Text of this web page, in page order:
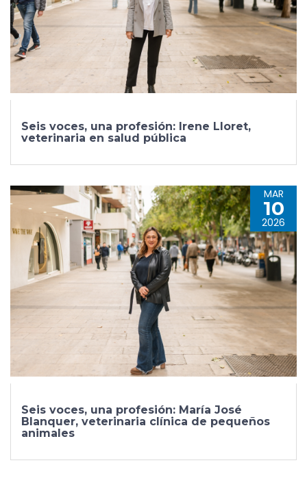
Seis voces, una profesión: Irene Lloret,
veterinaria en salud pública
MAR
10
2026
Seis voces, una profesión: María José
Blanquer, veterinaria clínica de pequeños
animales